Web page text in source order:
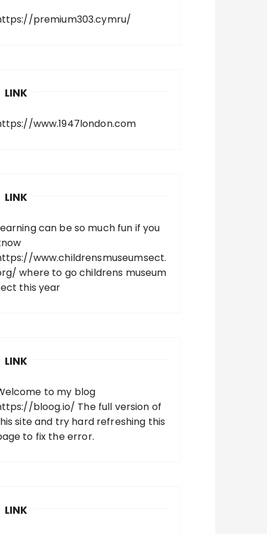
premium303.cymru/
LINK
www.1947london.com
LINK
can be so much fun if you
www.childrensmuseumsect.
where to go childrens museum
this year
LINK
to my blog
bloog.io/ The full version of
site and try hard refreshing this
to fix the error.
LINK